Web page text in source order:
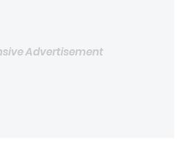
Advertisement